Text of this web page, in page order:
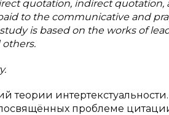
quotation, indirect
to the communicative and
is based on the works of
others.
теории
проблеме